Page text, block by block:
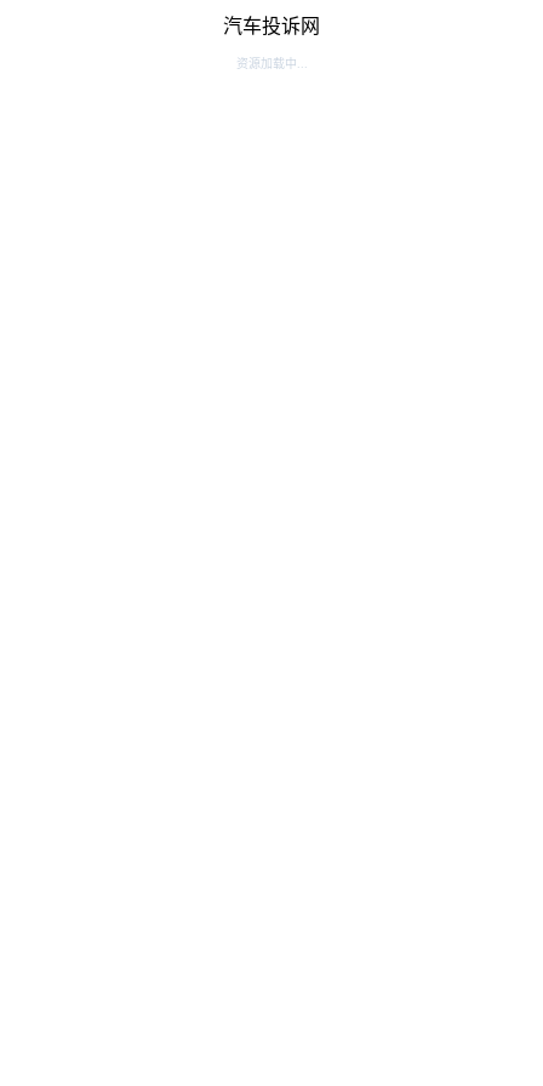
汽车投诉网
资源加载中...